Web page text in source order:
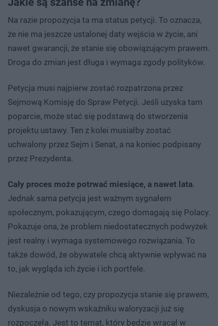
Na razie propozycja ta ma status petycji. To oznacza,
że nie ma jeszcze ustalonej daty wejścia w życie, ani
nawet gwarancji, że stanie się obowiązującym prawem.
Droga do zmian jest długa i wymaga zgody polityków.
Petycja musi najpierw zostać rozpatrzona przez
Sejmową Komisję do Spraw Petycji. Jeśli uzyska tam
poparcie, może stać się podstawą do stworzenia
projektu ustawy. Ten z kolei musiałby zostać
uchwalony przez Sejm i Senat, a na koniec podpisany
przez Prezydenta.
Cały proces może potrwać miesiące, a nawet lata.
Jednak sama petycja jest ważnym sygnałem
społecznym, pokazującym, czego domagają się Polacy.
Pokazuje ona, że problem niedostatecznych podwyżek
jest realny i wymaga systemowego rozwiązania. To
także dowód, że obywatele chcą aktywnie wpływać na
to, jak wygląda ich życie i ich portfele.
Niezależnie od tego, czy propozycja stanie się prawem,
dyskusja o nowym wskaźniku waloryzacji już się
rozpoczęła. Jest to temat, który będzie wracał w